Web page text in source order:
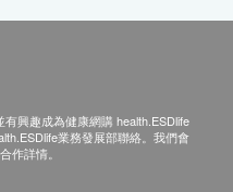
興趣成為健康網購 health.ESDlife
業務發展部聯絡。我們會
作詳情。